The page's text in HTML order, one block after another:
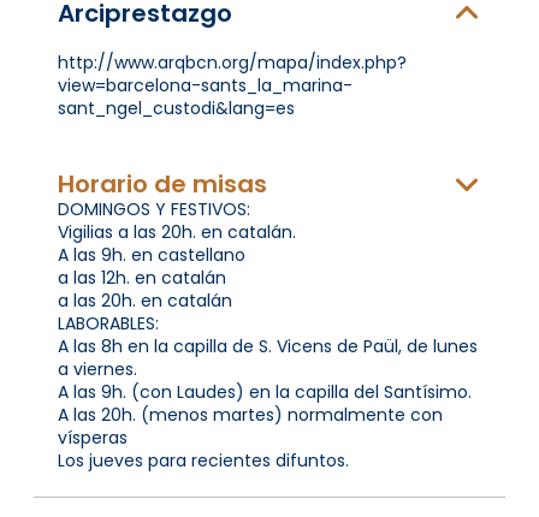
Arciprestazgo
http://www.arqbcn.org/mapa/index.php?
view=barcelona-sants_la_marina-
sant_ngel_custodi&lang=es
Horario de misas
DOMINGOS Y FESTIVOS:
Vigilias a las 20h. en catalán.
A las 9h. en castellano
a las 12h. en catalán
a las 20h. en catalán
LABORABLES:
A las 8h en la capilla de S. Vicens de Paül, de lunes
a viernes.
A las 9h. (con Laudes) en la capilla del Santísimo.
A las 20h. (menos martes) normalmente con
vísperas
Los jueves para recientes difuntos.